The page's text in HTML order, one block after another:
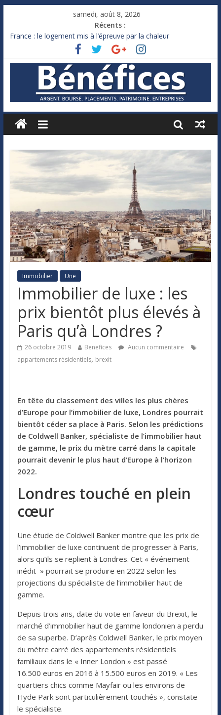
samedi, août 8, 2026
Récents :
France : le logement mis à l’épreuve par la chaleur
Des milliards de dollars de droits de douane déjà remboursés
Royaume-Uni : Andy Burnham recule sur l’impôt
Xavier Niel, le milliardaire qui ne touche presque rien
Ruée des fortunes russes vers l’étranger
Immobilier Une
Immobilier de luxe : les
prix bientôt plus élevés à
Paris qu’à Londres ?
26 octobre 2019 Benefices
Aucun commentaire
appartements résidentiels, brexit
En tête du classement des villes les plus chères
d’Europe pour l’immobilier de luxe, Londres pourrait
bientôt céder sa place à Paris. Selon les prédictions
de Coldwell Banker, spécialiste de l’immobilier haut
de gamme, le prix du mètre carré dans la capitale
pourrait devenir le plus haut d’Europe à l’horizon
2022.
Londres touché en plein
cœur
Une étude de Coldwell Banker montre que les prix de
l’immobilier de luxe continuent de progresser à Paris,
alors qu’ils se replient à Londres. Cet « événement
inédit » pourrait se produire en 2022 selon les
projections du spécialiste de l’immobilier haut de
gamme.
Depuis trois ans, date du vote en faveur du Brexit, le
marché d’immobilier haut de gamme londonien a perdu
de sa superbe. D’après Coldwell Banker, le prix moyen
du mètre carré des appartements résidentiels
familiaux dans le « Inner London » est passé
16.500 euros en 2016 à 15.500 euros en 2019. « Les
quartiers chics comme Mayfair ou les environs de
Hyde Park sont particulièrement touchés », constate
le spécialiste.